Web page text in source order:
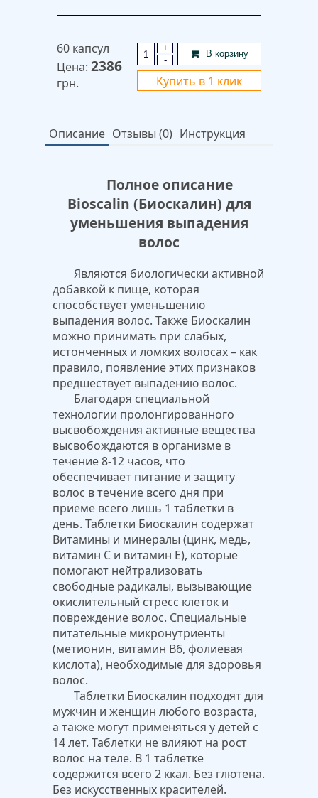
60 капсул
Цена: 2386
грн.
-
+
В корзину
Купить в 1 клик
Описание Отзывы (0) Инструкция
Полное описание
Bioscalin (Биоскалин) для
уменьшения выпадения
волос
Являются биологически активной
добавкой к пище, которая
способствует уменьшению
выпадения волос. Также Биоскалин
можно принимать при слабых,
истонченных и ломких волосах – как
правило, появление этих признаков
предшествует выпадению волос.
Благодаря специальной
технологии пролонгированного
высвобождения активные вещества
высвобождаются в организме в
течение 8-12 часов, что
обеспечивает питание и защиту
волос в течение всего дня при
приеме всего лишь 1 таблетки в
день. Таблетки Биоскалин содержат
Витамины и минералы (цинк, медь,
витамин С и витамин Е), которые
помогают нейтрализовать
свободные радикалы, вызывающие
окислительный стресс клеток и
повреждение волос. Специальные
питательные микронутриенты
(метионин, витамин В6, фолиевая
кислота), необходимые для здоровья
волос.
Таблетки Биоскалин подходят для
мужчин и женщин любого возраста,
а также могут применяться у детей с
14 лет. Таблетки не влияют на рост
волос на теле. В 1 таблетке
содержится всего 2 ккал. Без глютена.
Без искусственных красителей.